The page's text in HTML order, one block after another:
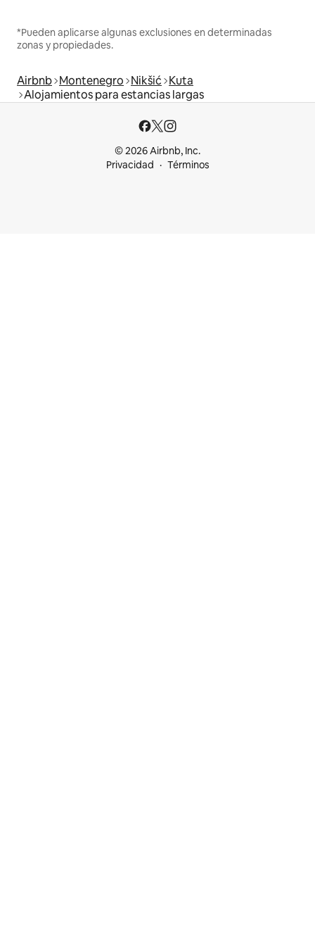
*Pueden aplicarse algunas exclusiones en determinadas
zonas y propiedades.
Airbnb Montenegro Nikšić Kuta
Alojamientos para estancias largas
© 2026 Airbnb, Inc.
Privacidad
Términos